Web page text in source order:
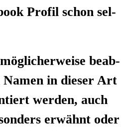
Pro­fil schon sel­
beab­
in die­ser Art
wer­den, auch
erwähnt oder